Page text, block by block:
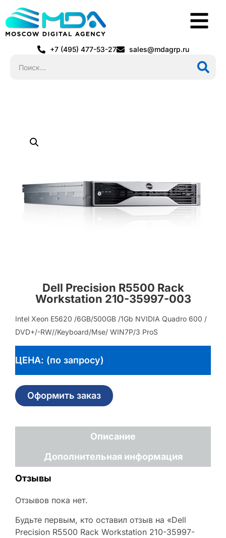
+7 (495) 477-53-27 sales@mdagrp.ru
Dell Precision R5500 Rack
Workstation 210-35997-003
Intel Xeon E5620 /6GB/500GB /1Gb NVIDIA Quadro 600 /
DVD+/-RW//Keyboard/Mse/ WIN7P/3 ProS
ЦЕНА: (по запросу)
Оформить заказ
Описание
Дополнительная информация
Отзывы
Отзывов пока нет.
Будьте первым, кто оставил отзыв на «Dell
Precision R5500 Rack Workstation 210-35997-